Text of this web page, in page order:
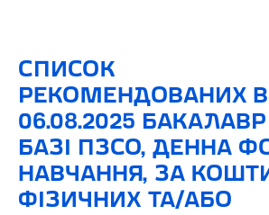
СПИСОК
РЕКОМЕНДОВАНИХ
06.08.2025
БАЗІ ПЗСО, ДЕННА
НАВЧАННЯ, ЗА
ФІЗИЧНИХ ТА/АБО